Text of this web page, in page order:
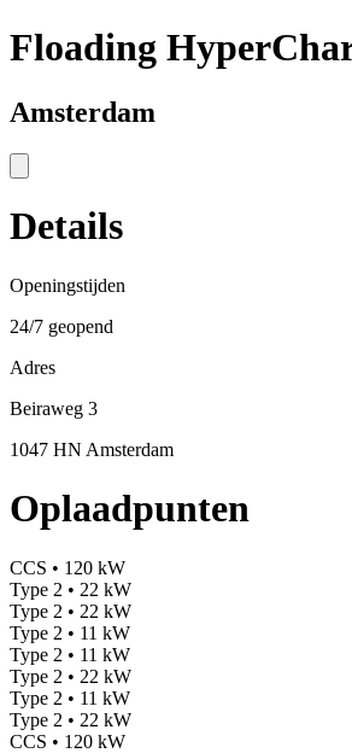
Floading
Amsterdam
Details
Openingstijden
24/7 geopend
Adres
Beiraweg 3
1047 HN Amsterdam
Oplaadpunten
CCS • 120 kW
Type 2 • 22 kW
Type 2 • 22 kW
Type 2 • 11 kW
Type 2 • 11 kW
Type 2 • 22 kW
Type 2 • 11 kW
Type 2 • 22 kW
CCS • 120 kW